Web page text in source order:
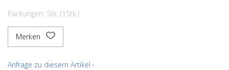
Packungen: Stk. (1Stk.)
Merken
Anfrage zu diesem Artikel ›